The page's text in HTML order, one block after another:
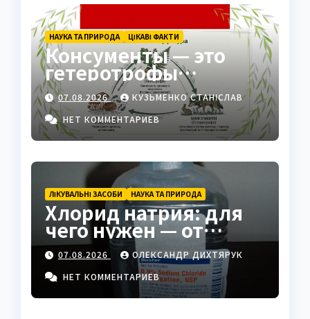
НАУКА ТА ПРИРОДА ЦІКАВІ ФАКТИ
Консументы — это
гетеротрофы
экосистемы
07.08.2026
КУЗЬМЕНКО СТАНІСЛАВ
НЕТ КОММЕНТАРИЕВ
ЛІКУВАЛЬНІ ЗАСОБИ НАУКА ТА ПРИРОДА
Хлорид натрия: для
чего нужен — от
физраствора до
промышленности
07.08.2026
ОЛЕКСАНДР ДИХТЯРУК
НЕТ КОММЕНТАРИЕВ